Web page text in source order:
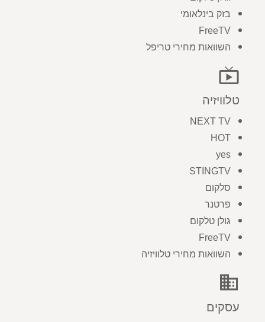
בזק בינלאומי
FreeTV
השוואות מחירי טריפל
live_tv
טלוויזיה
NEXT TV
HOT
yes
STINGTV
סלקום
פרטנר
גולן טלקום
FreeTV
השוואות מחירי טלוויזיה
business
עסקים